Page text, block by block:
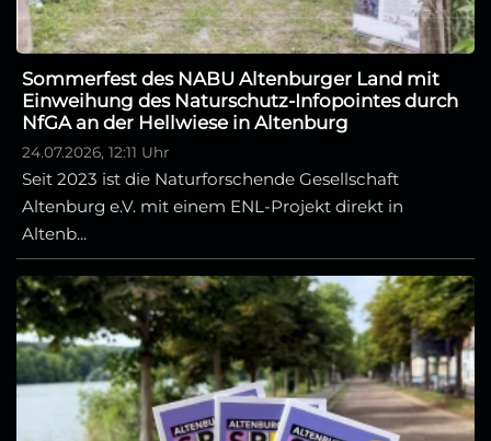
Sommerfest des NABU Altenburger Land mit
Einweihung des Naturschutz-Infopointes durch
NfGA an der Hellwiese in Altenburg
24.07.2026, 12:11 Uhr
Seit 2023 ist die Naturforschende Gesellschaft
Altenburg e.V. mit einem ENL-Projekt direkt in
Altenb...